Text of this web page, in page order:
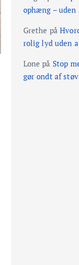
ophæng –
Grethe på
rolig lyd uden
Lone på Stop
gør ondt af støv